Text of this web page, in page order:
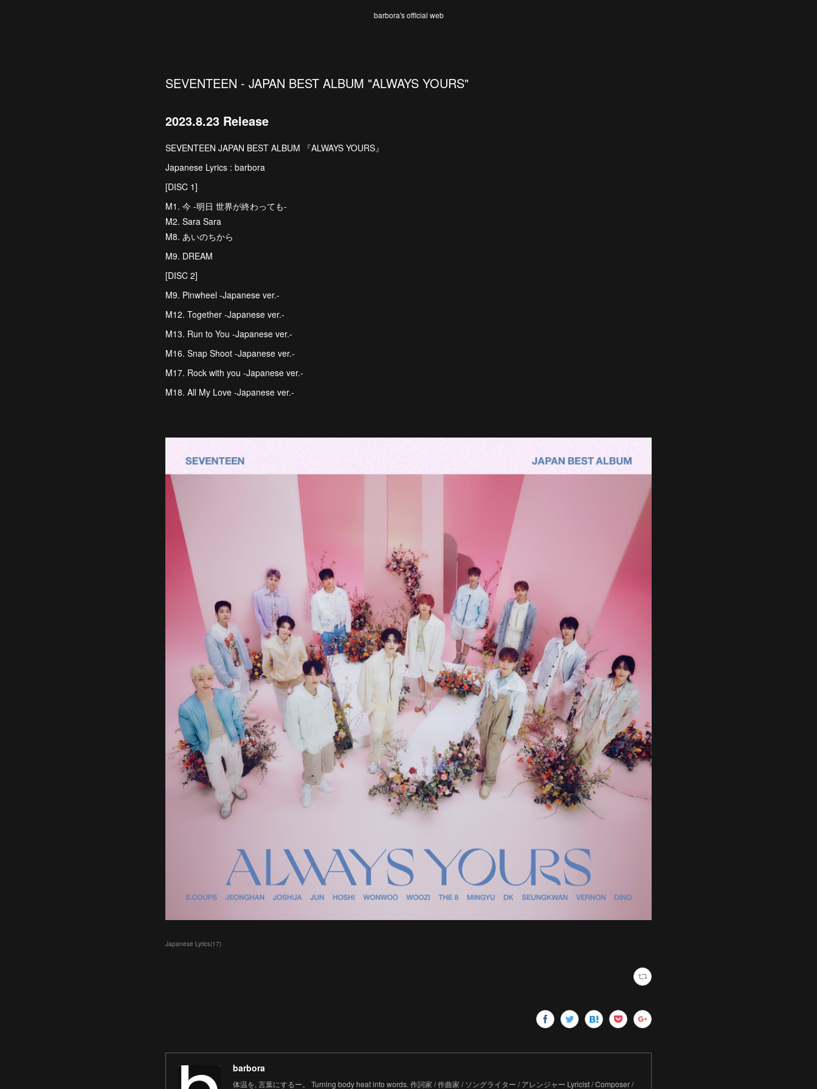
barbora's official web
SEVENTEEN - JAPAN BEST ALBUM "ALWAYS YOURS"
2023.8.23 Release
SEVENTEEN JAPAN BEST ALBUM 『ALWAYS YOURS』
Japanese Lyrics : barbora
[DISC 1]
M1. 今 -明日 世界が終わっても-
M2. Sara Sara
M8. あいのちから
M9. DREAM
[DISC 2]
M9. Pinwheel -Japanese ver.-
M12. Together -Japanese ver.-
M13. Run to You -Japanese ver.-
M16. Snap Shoot -Japanese ver.-
M17. Rock with you -Japanese ver.-
M18. All My Love -Japanese ver.-
Japanese Lyrics(17)
barbora
体温を, 言葉にするー。 Turning body heat into words. 作詞家 / 作曲家 / ソングライター / アレンジャー Lyricist / Composer /